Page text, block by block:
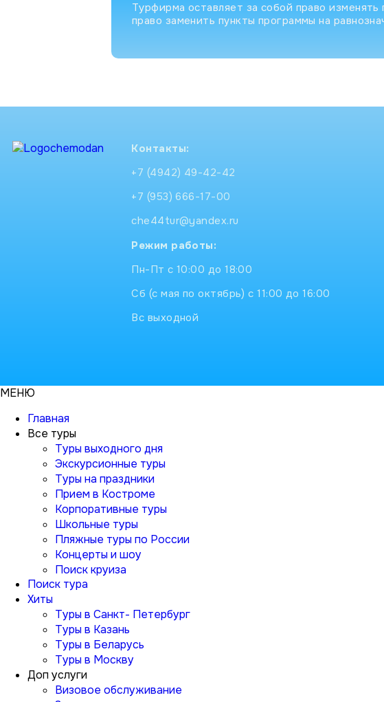
Турфирма оставляет за собой право
право заменить пункты программы на
Контакты:
+7 (4942) 49-42-42
+7 (953) 666-17-00
che44tur@yandex.ru
Режим работы:
Пн-Пт с 10:00 до 18:00
Сб (с мая по октябрь) с 11:00 до 16:00
Вс выходной
МЕНЮ
Главная
Все туры
Туры выходного дня
Экскурсионные туры
Туры на праздники
Прием в Костроме
Корпоративные туры
Школьные туры
Пляжные туры по России
Концерты и шоу
Поиск круиза
Поиск тура
Хиты
Туры в Санкт- Петербург
Туры в Казань
Туры в Беларусь
Туры в Москву
Доп услуги
Визовое обслуживание